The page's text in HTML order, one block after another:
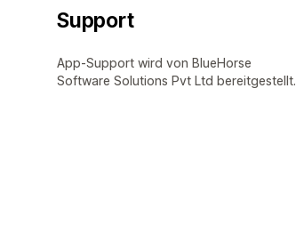
Support
App-Support wird von BlueHorse
Software Solutions Pvt Ltd bereitgestellt.